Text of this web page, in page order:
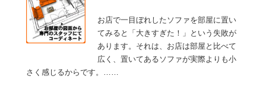
お店で一目ぼれしたソファを部屋に置い
てみると「大きすぎた！」という失敗が
あります。それは、お店は部屋と比べて
広く、置いてあるソファが実際よりも小
さく感じるからです。……